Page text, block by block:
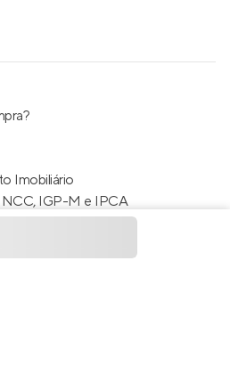
Imobiliário
IGP-M e IPCA